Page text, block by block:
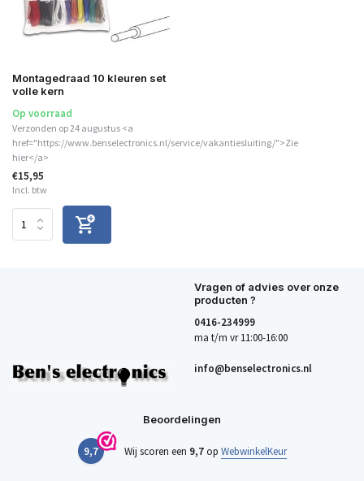
Montagedraad 10 kleuren set
volle kern
Op voorraad
Verzonden op 24 augustus <a
href="https://www.benselectronics.nl/service/vakantiesluiting/">Zie
hier</a>
€15,95
Incl. btw
Vragen of advies over onze
producten ?
0416-234999
ma t/m vr 11:00-16:00
info@benselectronics.nl
Beoordelingen
9,7 Wij scoren een 9,7op WebwinkelKeur